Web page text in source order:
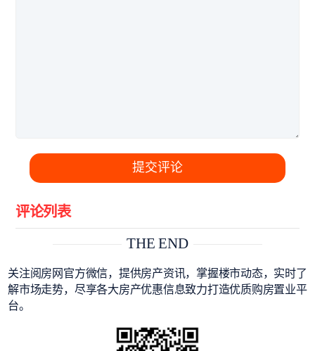
提交评论
评论列表
THE END
关注阅房网官方微信，提供房产资讯，掌握楼市动态，实时了
解市场走势，尽享各大房产优惠信息致力打造优质购房置业平
台。